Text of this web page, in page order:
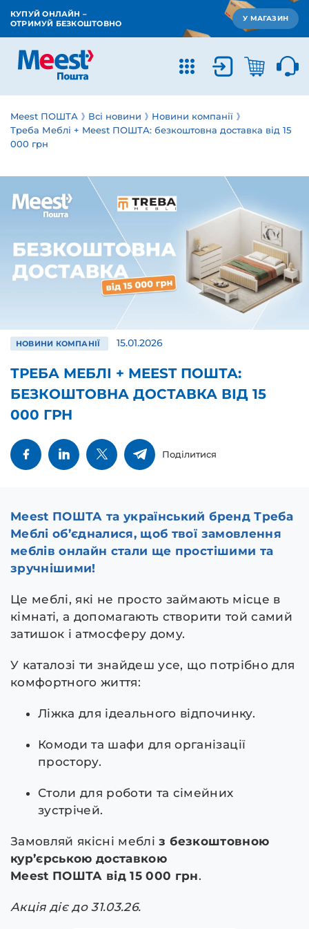
КУПУЙ ОНЛАЙН –
ОТРИМУЙ БЕЗКОШТОВНО
У МАГАЗИН
Meest ПОШТА Всі новини
Новини компанії
Треба Меблі + Meest ПОШТА: безкоштовна доставка від 15
000 грн
НОВИНИ КОМПАНІЇ 15.01.2026
ТРЕБА МЕБЛІ + MEEST ПОШТА:
БЕЗКОШТОВНА ДОСТАВКА ВІД 15
000 ГРН
Поділитися
Meest ПОШТА та український бренд Треба
Меблі об’єдналися, щоб твої замовлення
меблів онлайн стали ще простішими та
зручнішими!
Це меблі, які не просто займають місце в
кімнаті, а допомагають створити той самий
затишок і атмосферу дому.
У каталозі ти знайдеш усе, що потрібно для
комфортного життя:
Ліжка для ідеального відпочинку.
Комоди та шафи для організації
простору.
Столи для роботи та сімейних
зустрічей.
Замовляй якісні мебліз безкоштовною
кур’єрською доставкою
Meest ПОШТА від 15 000 грн.
Акція діє до 31.03.26.